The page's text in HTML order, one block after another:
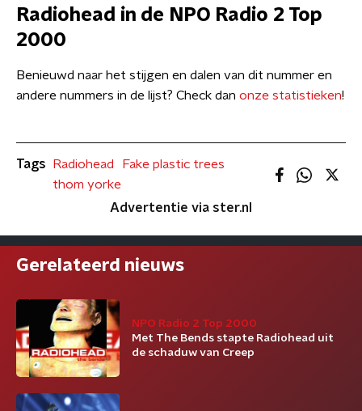
Radiohead in de NPO Radio 2 Top
2000
Benieuwd naar het stijgen en dalen van dit nummer en
andere nummers in de lijst? Check dan onze statistieken!
Tags Radiohead
Fake plastic trees
thom yorke
Advertentie via ster.nl
Gerelateerd nieuws
NPO Radio 2 Top 2000
Met The Bends stapte Radiohead uit
de schaduw van Creep